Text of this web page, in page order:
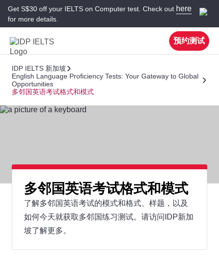
Get S$30 off your IELTS on Computer test. Check out here
for more details.
预约测试
IDP IELTS 新加坡
English Language Proficiency Tests: Your Gateway to Global
Opportunities
多邻国英语考试格式和模式
多邻国英语考试格式和模式
了解多邻国英语考试的模式和格式、样题，以及
如何今天就获取多邻国练习测试。请访问IDP新加
坡了解更多。